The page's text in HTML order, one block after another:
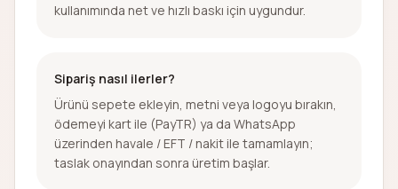
kullanımında net ve hızlı baskı için uygundur.
Sipariş nasıl ilerler?
Ürünü sepete ekleyin, metni veya logoyu bırakın,
ödemeyi kart ile (PayTR) ya da WhatsApp
üzerinden havale / EFT / nakit ile tamamlayın;
taslak onayından sonra üretim başlar.